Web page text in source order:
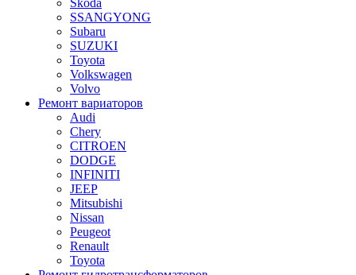
Skoda
SSANGYONG
Subaru
SUZUKI
Toyota
Volkswagen
Volvo
Ремонт вариаторов
Audi
Chery
CITROEN
DODGE
INFINITI
JEEP
Mitsubishi
Nissan
Peugeot
Renault
Toyota